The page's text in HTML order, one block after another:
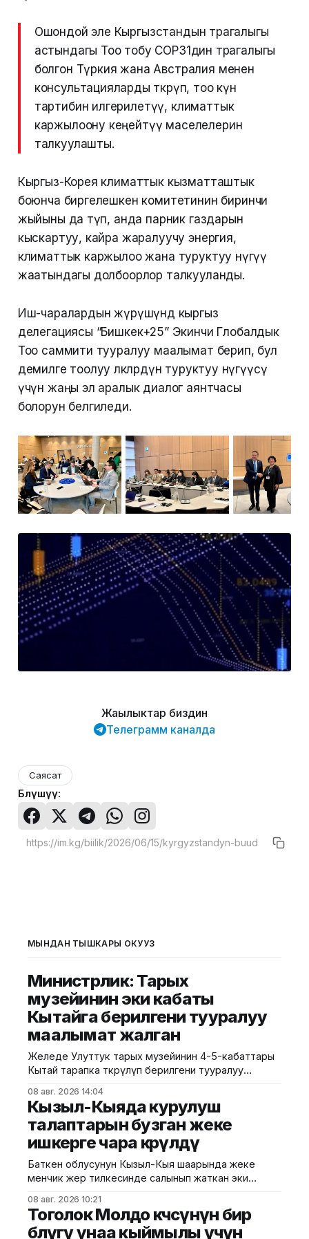
Ошондой эле Кыргызстандын төрагалыгы
астындагы Тоо тобу COP31дин төрагалыгы
болгон Түркия жана Австралия менен
консультацияларды өткөрүп, тоо күн
тартибин илгерилетүү, климаттык
каржылоону кеңейтүү маселелерин
талкуулашты.
Кыргыз-Корея климаттык кызматташтык
боюнча биргелешкен комитетинин биринчи
жыйыны да өтүп, анда парник газдарын
кыскартуу, кайра жаралуучу энергия,
климаттык каржылоо жана туруктуу өнүгүү
жаатындагы долбоорлор талкууланды.
Иш-чаралардын жүрүшүндө кыргыз
делегациясы “Бишкек+25” Экинчи Глобалдык
Тоо саммити тууралуу маалымат берип, бул
демилге тоолуу өлкөлөрдүн туруктуу өнүгүүсү
үчүн жаңы эл аралык диалог аянтчасы
болорун белгиледи.
Жаңылыктар биздин
Телеграмм каналда
Саясат
Бөлүшүү:
МЫНДАН ТЫШКАРЫ ОКУҢУЗ
Министрлик: Тарых
музейинин эки кабаты
Кытайга берилгени тууралуу
маалымат жалган
Желеде Улуттук тарых музейинин 4-5-кабаттары
Кытай тарапка өткөрүлүп берилгени тууралуу
Маданият, маалымат жана жаштар саясаты
министрлиги билдирди. Министрликтин
маалыматына караганда, музейдин эч бир бөлүгү
чет өлкөлүк мекемелерге менчикке, ижарага же
туруктуу пайдаланууга берилген эмес.
Белгилегендей, “Гармония сулуулукту жаратат:
Байыркы Кытай цивилизациясынын көркөм өнөр
08 авг. 2026 14:04
Кызыл-Кыяда курулуш
талаптарын бузган жеке
ишкерге чара көрүлдү
Баткен облусунун Кызыл-Кыя шаарында жеке
менчик жер тилкесинде салынып жаткан эки
бузуулар аныкталды. Бул тууралуу Курулуш,
архитектура жана турак жай-коммуналдык чарба
министрлигинин басма сөз кызматы билдирди.
08 авг. 2026 10:21
Тоголок Молдо көчөсүнүн бир
бөлүгү унаа кыймылы үчүн